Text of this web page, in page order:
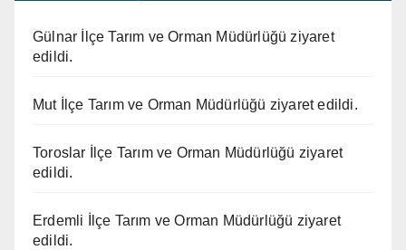
Gülnar İlçe Tarım ve Orman Müdürlüğü ziyaret
edildi.
Mut İlçe Tarım ve Orman Müdürlüğü ziyaret edildi.
Toroslar İlçe Tarım ve Orman Müdürlüğü ziyaret
edildi.
Erdemli İlçe Tarım ve Orman Müdürlüğü ziyaret
edildi.